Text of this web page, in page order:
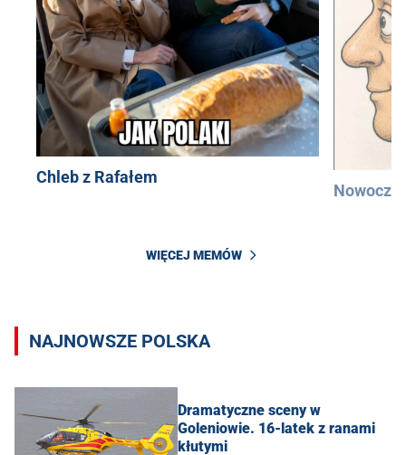
Chleb z Rafałem
WIĘCEJ MEMÓW
NAJNOWSZE POLSKA
Dramatyczne sceny w
Goleniowie. 16-latek z ranami
kłutymi